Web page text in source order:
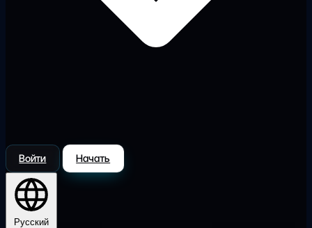
Войти Начать
Русский